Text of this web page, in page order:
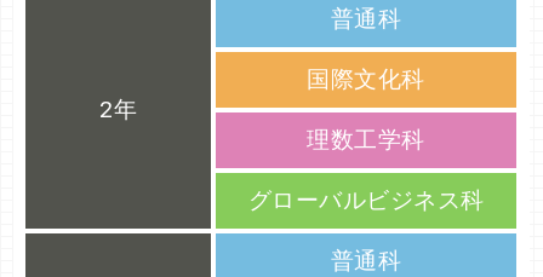
2年
普通科
国際文化科
理数工学科
グローバルビジネス科
普通科